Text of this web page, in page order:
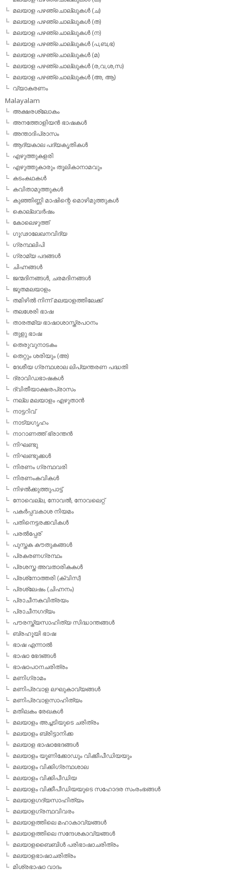
മലയാള പഴഞ്ചൊല്ലുകള്‍ (ച)
മലയാള പഴഞ്ചൊല്ലുകള്‍ (ത)
മലയാള പഴഞ്ചൊല്ലുകള്‍ (ന)
മലയാള പഴഞ്ചൊല്ലുകള്‍ (പ,ബ,ഭ)
മലയാള പഴഞ്ചൊല്ലുകള്‍ (മ)
മലയാള പഴഞ്ചൊല്ലുകള്‍ (ര,വ,ശ,സ)
മലയാള പഴഞ്ചൊല്ലുകൾ (അ, ആ)
വ്യാകരണം
Malayalam
അക്ഷരശ്ലോകം
അനത്തോളിയന്‍ ഭാഷകള്‍
അന്താദിപ്രാസം
ആദ്യകാല പദ്യകൃതികള്‍
എഴുത്തുകളരി
എഴുത്തുകാരും തൂലികാനാമവും
കടംകഥകള്‍
കവിതാമുത്തുകള്‍
കുഞ്ഞിണ്ണി മാഷിന്റെ മൊഴിമുത്തുകള്‍
കൊല്ലവര്‍ഷം
കോലെഴുത്ത്
ഗൂഢാലേഖനവിദ്യ
ഗ്രന്ഥലിപി
ഗ്രാമ്യ പദങ്ങള്‍
ചിഹ്നങ്ങള്‍
ജന്മദിനങ്ങള്‍, ചരമദിനങ്ങള്‍
ജൂതമലയാളം
തമിഴില്‍ നിന്ന് മലയാളത്തിലേക്ക്
തലശേരി ഭാഷ
താരതമ്യ ഭാഷാശാസ്ത്രപഠനം
തുളു ഭാഷ
തെരുവുനാടകം
തെറ്റും ശരിയും (അ)
ദേശീയ ഗ്രന്ഥശാല ലിപ്യന്തരണ പദ്ധതി
ദ്രാവിഡഭാഷകള്‍
ദ്വിതീയാക്ഷരപ്രാസം
നല്ല മലയാളം എഴുതാന്‍
നാട്ടറിവ്
നാട്യഗൃഹം
നാറാണത്ത് ഭ്രാന്തന്‍
നിഘണ്ടു
നിഘണ്ടുക്കള്‍
നിരണം ഗ്രന്ഥവരി
നിരണംകവികള്‍
നിഴല്‍ക്കുത്തുപാട്ട്
നോവെല്ല, നോവല്‍, നോവലെറ്റ്
പകര്‍പ്പവകാശ നിയമം
പതിനെട്ടരക്കവികള്‍
പരല്‍പ്പേര്
പുസ്തക കൗതുകങ്ങള്‍
പ്രകരണഗ്രന്ഥം
പ്രശസ്ത അവതാരികകള്‍
പ്രശ്‌നോത്തരി (ക്വിസ്)
പ്രശ്ലേഷം (ചിഹ്നനം)
പ്രാചീനകവിത്രയം
പ്രാചീനഗദ്യം
പൗരസ്ത്യസാഹിത്യ സിദ്ധാന്തങ്ങള്‍
ബ്രഹൂയി ഭാഷ
ഭാഷ എന്നാല്‍
ഭാഷാ ഭേദങ്ങള്‍
ഭാഷാപഠനചരിത്രം
മണിഗ്രാമം
മണിപ്രവാള ലഘുകാവ്യങ്ങള്‍
മണിപ്രവാളസാഹിത്യം
മതിലകം രേഖകള്‍
മലയാളം അച്ചടിയുടെ ചരിത്രം
മലയാളം ബ്രിട്ടാനിക്ക
മലയാള ഭാഷാഭേദങ്ങള്‍
മലയാളം യൂണിക്കോഡും വിക്കീപീഡിയയും
മലയാളം വിക്കിഗ്രന്ഥശാല
മലയാളം വിക്കിപീഡിയ
മലയാളം വിക്കീപീഡിയയുടെ സഹോദര സംരംഭങ്ങള്‍
മലയാളഗദ്യസാഹിത്യം
മലയാളഗ്രന്ഥവിവരം
മലയാളത്തിലെ മഹാകാവ്യങ്ങള്‍
മലയാളത്തിലെ സന്ദേശകാവ്യങ്ങള്‍
മലയാളബൈബിള്‍ പരിഭാഷാചരിത്രം
മലയാളഭാഷാചരിത്രം
മിശ്രഭാഷാ വാദം